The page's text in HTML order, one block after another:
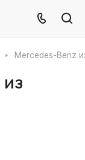
Mercedes-Benz